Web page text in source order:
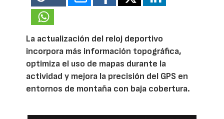
La actualización del reloj deportivo
incorpora más información topográfica,
optimiza el uso de mapas durante la
actividad y mejora la precisión del GPS en
entornos de montaña con baja cobertura.